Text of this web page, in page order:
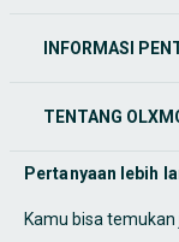
INFORMASI
TENTANG
Pertanyaan lebih
Kamu bisa